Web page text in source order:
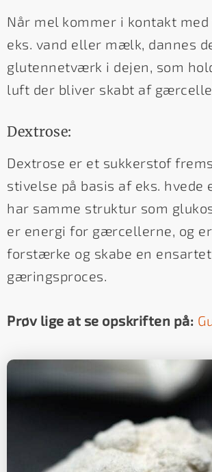
Når mel kommer i kontakt
eks. vand eller mælk, dannes
glutennetværk i dejen, som
luft der bliver skabt af
Dextrose:
Dextrose er et sukkerstof
stivelse på basis af eks. hvede
har samme struktur som
er energi for gærcellerne, og
forstærke og skabe en ensartet
gæringsproces.
Prøv lige at se opskriften på: